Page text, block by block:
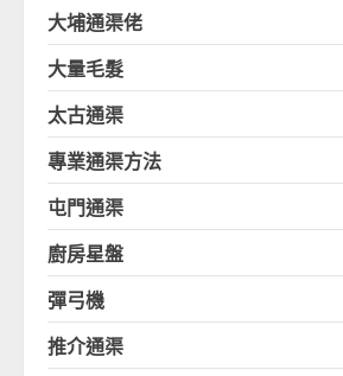
大埔通渠佬
大量毛髮
太古通渠
專業通渠方法
屯門通渠
廚房星盤
彈弓機
推介通渠